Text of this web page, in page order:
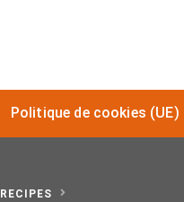
Politique de cookies (UE)
RECIPES